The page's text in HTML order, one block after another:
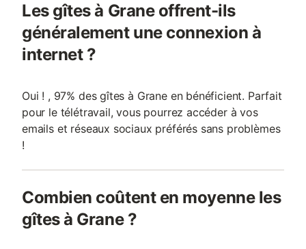
Les gîtes à Grane offrent-ils
généralement une connexion à
internet ?
Oui ! , 97% des gîtes à Grane en bénéficient. Parfait
pour le télétravail, vous pourrez accéder à vos
emails et réseaux sociaux préférés sans problèmes
!
Combien coûtent en moyenne les
gîtes à Grane ?